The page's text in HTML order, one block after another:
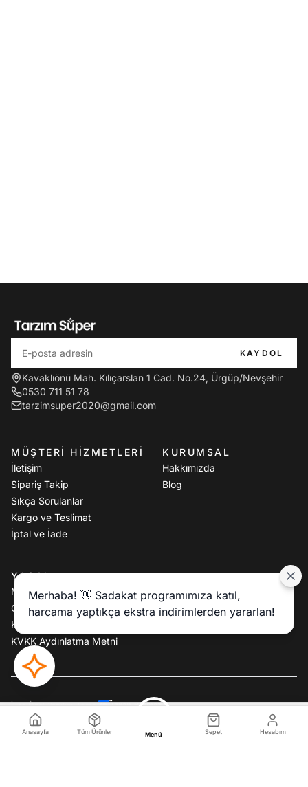
Anasayfa Tüm Ürünler Menü Sepet Hesabım
999,90 TL Sepete Ekle
KAYDOL
Kavaklıönü Mah. Kılıçarslan 1 Cad. No.24, Ürgüp/Nevşehir
0530 711 51 78
tarzimsuper2020@gmail.com
MÜŞTERI HIZMETLERI
İletişim
Sipariş Takip
Sıkça Sorulanlar
Kargo ve Teslimat
İptal ve İade
KURUMSAL
Hakkımızda
Blog
YASAL
Mesafeli Satış Sözleşmesi
Gizlilik Politikası
Kullanım Koşulları
KVKK Aydınlatma Metni
İkas Özel Yazılım Tema: Özkan Batmaz
Merhaba! 👋 Sadakat programımıza katıl,
harcama yaptıkça ekstra indirimlerden yararlan!